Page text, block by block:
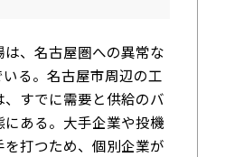
、名古屋圏への異常な
る。名古屋市周辺の工
すでに需要と供給のバ
ある。大手企業や投機
打つため、個別企業が